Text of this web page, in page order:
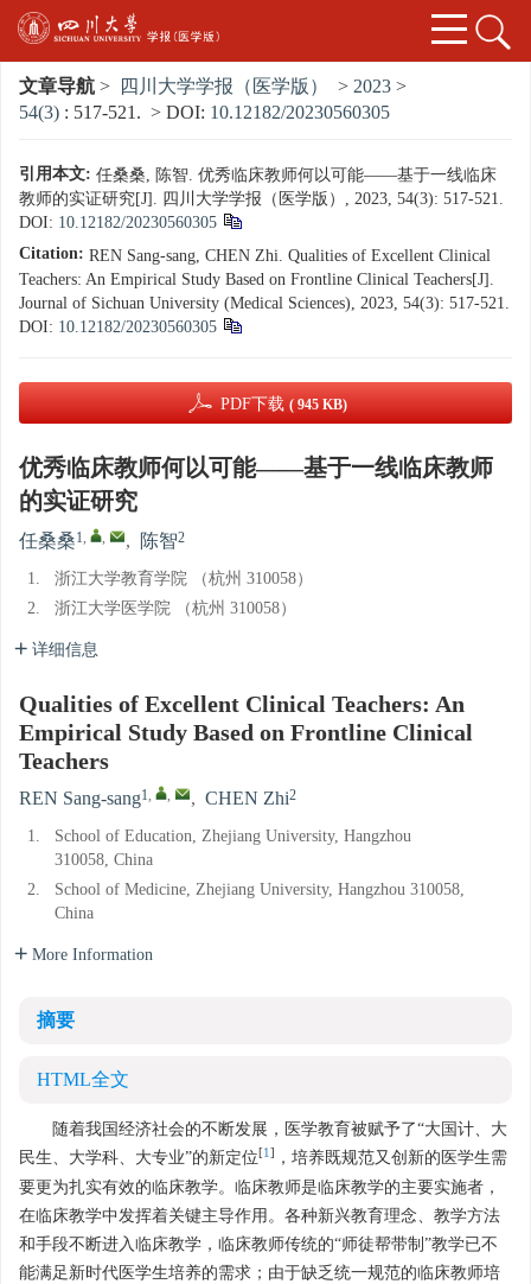
文章导航 > 四川大学学报（医学版） > 2023 >
54(3) : 517-521. > DOI: 10.12182/20230560305
引用本文: 任桑桑, 陈智. 优秀临床教师何以可能——基于一线临床
教师的实证研究[J]. 四川大学学报（医学版）, 2023, 54(3): 517-521.
DOI: 10.12182/20230560305
Citation: REN Sang-sang, CHEN Zhi. Qualities of Excellent Clinical
Teachers: An Empirical Study Based on Frontline Clinical Teachers[J].
Journal of Sichuan University (Medical Sciences), 2023, 54(3): 517-521.
DOI: 10.12182/20230560305
PDF下载 ( 945 KB)
优秀临床教师何以可能——基于一线临床教师
的实证研究
任桑桑1, , , 陈智2
1.
浙江大学教育学院 （杭州 310058）
2.
浙江大学医学院 （杭州 310058）
详细信息
Qualities of Excellent Clinical Teachers: An
Empirical Study Based on Frontline Clinical
Teachers
REN Sang-sang1, , , CHEN Zhi2
1.
School of Education, Zhejiang University, Hangzhou
310058, China
2.
School of Medicine, Zhejiang University, Hangzhou 310058,
China
More Information
摘要
HTML全文
随着我国经济社会的不断发展，医学教育被赋予了“大国计、大
民生、大学科、大专业”的新定位[1]
，培养既规范又创新的医学生需
要更为扎实有效的临床教学。临床教师是临床教学的主要实施者，
在临床教学中发挥着关键主导作用。各种新兴教育理念、教学方法
和手段不断进入临床教学，临床教师传统的“师徒帮带制”教学已不
能满足新时代医学生培养的需求；由于缺乏统一规范的临床教师培